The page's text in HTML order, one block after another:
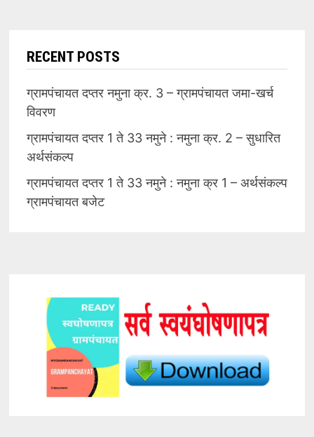
RECENT POSTS
ग्रामपंचायत दप्तर नमुना क्र. 3 – ग्रामपंचायत जमा-खर्च
विवरण
ग्रामपंचायत दप्तर 1 ते 33 नमुने : नमुना क्र. 2 – सुधारित
अर्थसंकल्प
ग्रामपंचायत दप्तर 1 ते 33 नमुने : नमुना क्र 1 – अर्थसंकल्प
ग्रामपंचायत बजेट